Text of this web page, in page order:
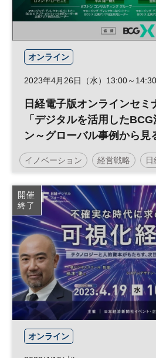
オンライン
2023年4月26日（水）13:00～14:30
日経電子版オンラインセミ
「デジタルを活用した
ン～グローバル事例から見
トと展望～」
イノベーション 経営戦略
開催
終了
オンライン